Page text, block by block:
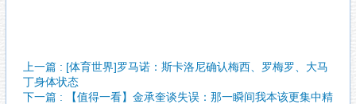
上一篇 : [体育世界]罗马诺：斯卡洛尼确认梅西、罗梅罗、大马
丁身体状态
下一篇 : 【值得一看】金承奎谈失误：那一瞬间我本该更集中精